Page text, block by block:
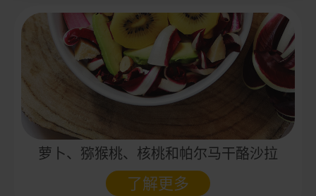
萝卜、猕猴桃、核桃和帕尔马干酪沙拉
了解更多